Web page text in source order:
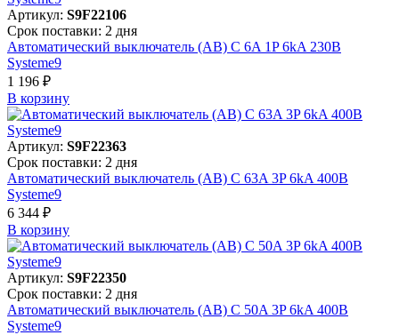
Артикул: S9F22106
Срок поставки: 2 дня
Автоматический выключатель (АВ) C 6A 1P 6kA 230В
Systeme9
1 196 ₽
В корзинy
Артикул: S9F22363
Срок поставки: 2 дня
Автоматический выключатель (АВ) C 63A 3P 6kA 400В
Systeme9
6 344 ₽
В корзинy
Артикул: S9F22350
Срок поставки: 2 дня
Автоматический выключатель (АВ) C 50A 3P 6kA 400В
Systeme9